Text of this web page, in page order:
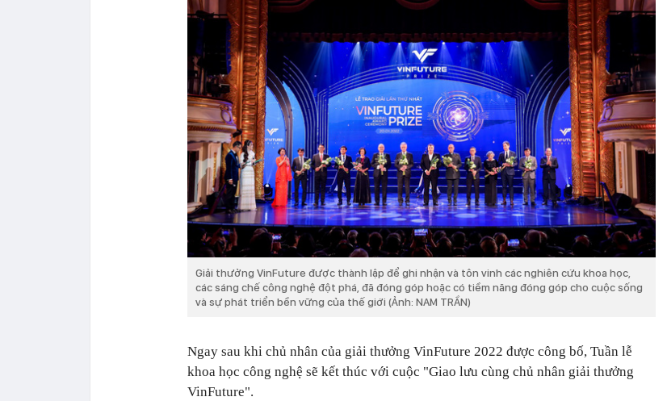
Giải thưởng VinFuture được thành lập để ghi nhận và tôn vinh các nghiên cứu khoa học,
các sáng chế công nghệ đột phá, đã đóng góp hoặc có tiềm năng đóng góp cho cuộc sống
và sự phát triển bền vững của thế giới (Ảnh: NAM TRẦN)
Ngay sau khi chủ nhân của giải thưởng VinFuture 2022 được công bố, Tuần lễ
khoa học công nghệ sẽ kết thúc với cuộc "Giao lưu cùng chủ nhân giải thưởng
VinFuture".